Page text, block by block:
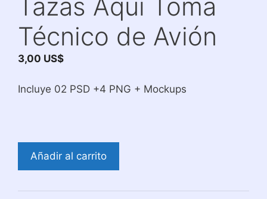
Tazas Aquí Toma
Técnico de Avión
3,00 US$
Incluye 02 PSD +4 PNG + Mockups
Sublimar
Aquí
Añadir al carrito